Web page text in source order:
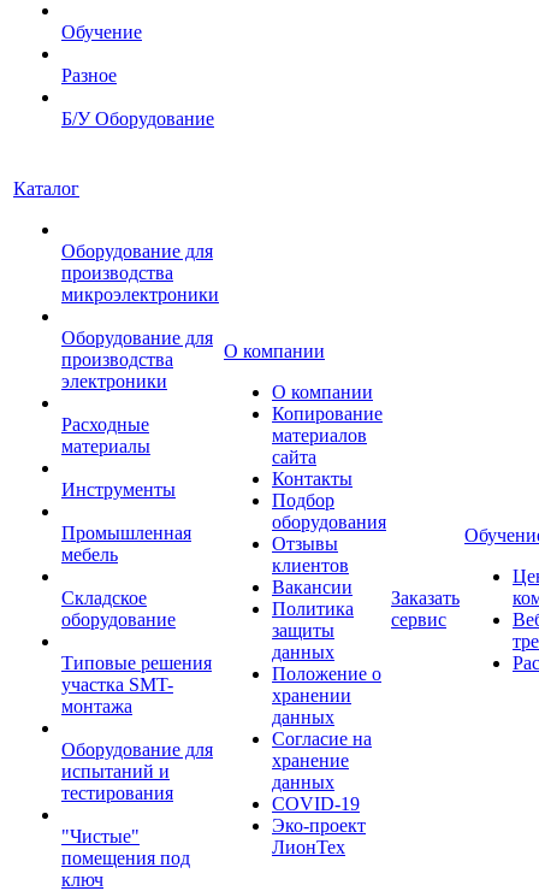
Обучение
Разное
Б/У Оборудование
Каталог
Оборудование для
производства
микроэлектроники
Оборудование для
производства
электроники
Расходные
материалы
Инструменты
Промышленная
мебель
Складское
оборудование
Типовые решения
участка SMT-
монтажа
Оборудование для
испытаний и
тестирования
"Чистые"
помещения под
ключ
О компании
О компании
Копирование
материалов
сайта
Контакты
Подбор
оборудования
Отзывы
клиентов
Вакансии
Политика
защиты
данных
Положение о
хранении
данных
Согласие на
хранение
данных
COVID-19
Эко-проект
ЛионТех
Заказать
сервис